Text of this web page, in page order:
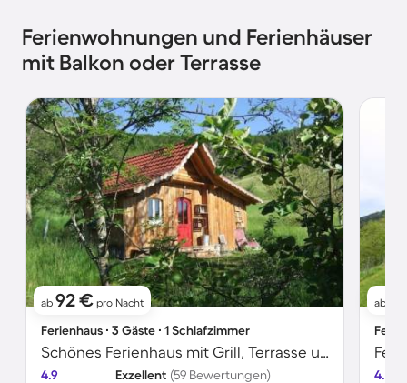
Ferienwohnungen und Ferienhäuser
mit Balkon oder Terrasse
ab 92 € pro Nacht
Ferienhaus ∙ 3 Gäste ∙ 1 Schlafzimmer
Schönes Ferienhaus mit Grill, Terrasse und Garten
4.9 Exzellent (59 Bewertungen)
ab
4.6